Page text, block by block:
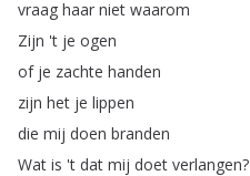
vraag haar niet waarom
Zijn 't je ogen
of je zachte handen
zijn het je lippen
die mij doen branden
Wat is 't dat mij doet verlangen?